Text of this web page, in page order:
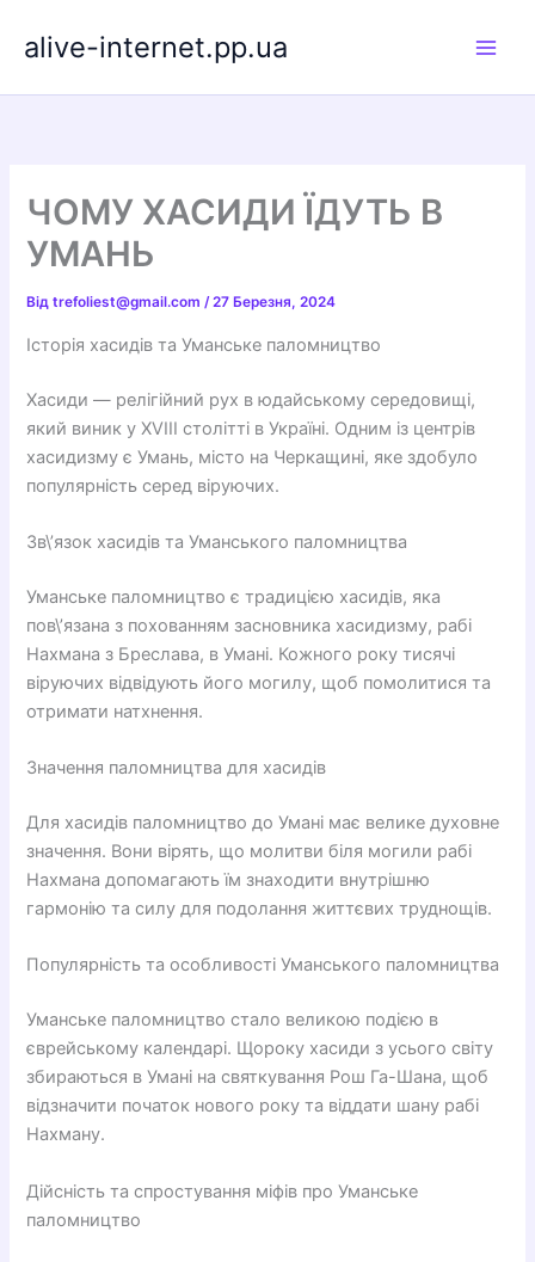
alive-internet.pp.ua
ЧОМУ ХАСИДИ ЇДУТЬ В
УМАНЬ
Відtrefoliest@gmail.com/27 Березня, 2024
Історія хасидів та Уманське паломництво
Хасиди — релігійний рух в юдайському середовищі,
який виник у XVIII столітті в Україні. Одним із центрів
хасидизму є Умань, місто на Черкащині, яке здобуло
популярність серед віруючих.
Зв\’язок хасидів та Уманського паломництва
Уманське паломництво є традицією хасидів, яка
пов\’язана з похованням засновника хасидизму, рабі
Нахмана з Бреслава, в Умані. Кожного року тисячі
віруючих відвідують його могилу, щоб помолитися та
отримати натхнення.
Значення паломництва для хасидів
Для хасидів паломництво до Умані має велике духовне
значення. Вони вірять, що молитви біля могили рабі
Нахмана допомагають їм знаходити внутрішню
гармонію та силу для подолання життєвих труднощів.
Популярність та особливості Уманського паломництва
Уманське паломництво стало великою подією в
єврейському календарі. Щороку хасиди з усього світу
збираються в Умані на святкування Рош Га-Шана, щоб
відзначити початок нового року та віддати шану рабі
Нахману.
Дійсність та спростування міфів про Уманське
паломництво